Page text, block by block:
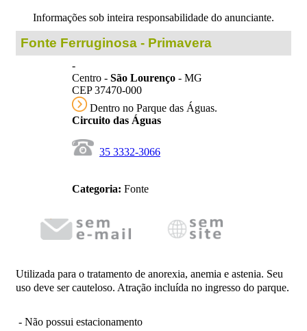
Informações sob inteira responsabilidade do anunciante.
Fonte Ferruginosa - Primavera
-
Centro - São Lourenço - MG
CEP 37470-000
Dentro no Parque das Águas.
Circuito das Águas
35 3332-3066
Categoria: Fonte
Utilizada para o tratamento de anorexia, anemia e astenia. Seu
uso deve ser cauteloso. Atração incluída no ingresso do parque.
- Não possui estacionamento